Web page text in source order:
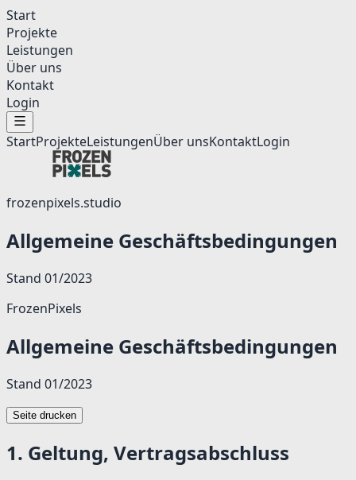
Start
Projekte
Leistungen
Über uns
Kontakt
Login
StartProjekteLeistungenÜber unsKontaktLogin
frozenpixels.studio
Allgemeine Geschäftsbedingungen
Stand 01/2023
FrozenPixels
Allgemeine Geschäftsbedingungen
Stand 01/2023
Seite drucken
1. Geltung, Vertragsabschluss